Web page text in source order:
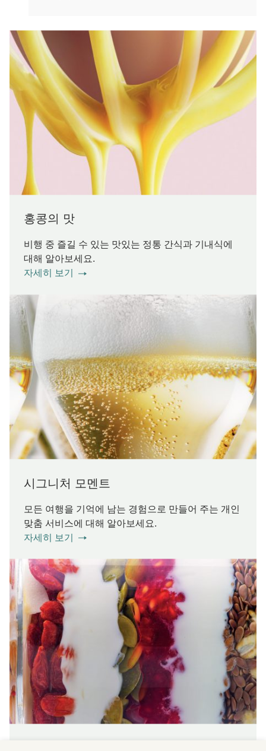
홍콩의 맛
비행 중 즐길 수 있는 맛있는 정통 간식과 기내식에
대해 알아보세요.
자세히 보기
시그니처 모멘트
모든 여행을 기억에 남는 경험으로 만들어 주는 개인
맞춤 서비스에 대해 알아보세요.
자세히 보기